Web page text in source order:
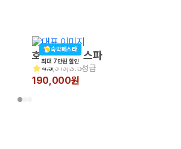
숙박페스타
최대 7만원 할인
호텔포레 더 스파
4.5( 313)3.5성급
190,000원